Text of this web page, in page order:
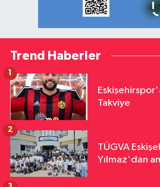
Trend Haberler
Takviye
1
TÜGVA
Yılmaz'dan
2